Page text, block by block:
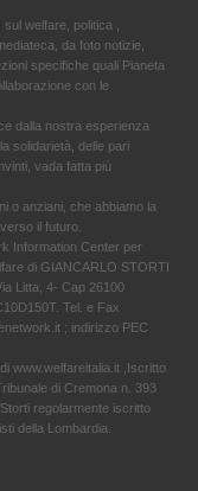
welfare, politica ,
da foto notizie,
specifiche quali Pianeta
con le
dalla nostra esperienza
solidarietà, delle pari
vada fatta più
o anziani, che abbiamo la
il futuro.
Information Center per
di GIANCARLO STORTI
Litta, 4- Cap 26100
Tel. e Fax
; indirizzo PEC
www.welfareitalia.it ,Iscritto
di Cremona n. 393
regolarmente iscritto
della Lombardia.